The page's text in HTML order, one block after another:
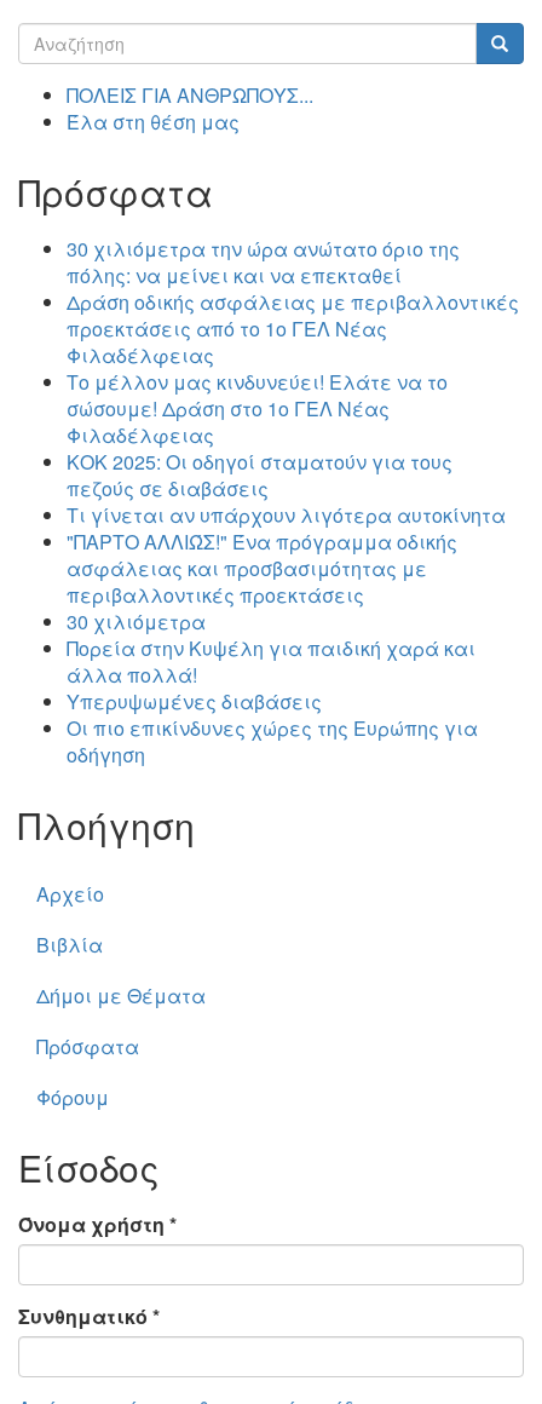
Φόρμα
αναζήτησης
ΠΟΛΕΙΣ ΓΙΑ ΑΝΘΡΩΠΟΥΣ...
Έλα στη θέση μας
Πρόσφατα
30 χιλιόμετρα την ώρα ανώτατο όριο της
πόλης: να μείνει και να επεκταθεί
Δράση οδικής ασφάλειας με περιβαλλοντικές
προεκτάσεις από το 1ο ΓΕΛ Νέας
Φιλαδέλφειας
Το μέλλον μας κινδυνεύει! Ελάτε να το
σώσουμε! Δράση στο 1ο ΓΕΛ Νέας
Φιλαδέλφειας
ΚΟΚ 2025: Οι οδηγοί σταματούν για τους
πεζούς σε διαβάσεις
Τι γίνεται αν υπάρχουν λιγότερα αυτοκίνητα
"ΠΑΡΤΟ ΑΛΛΙΏΣ!" Ένα πρόγραμμα οδικής
ασφάλειας και προσβασιμότητας με
περιβαλλοντικές προεκτάσεις
30 χιλιόμετρα
Πορεία στην Κυψέλη για παιδική χαρά και
άλλα πολλά!
Υπερυψωμένες διαβάσεις
Οι πιο επικίνδυνες χώρες της Ευρώπης για
οδήγηση
Πλοήγηση
Αρχείο
Βιβλία
Δήμοι με Θέματα
Πρόσφατα
Φόρουμ
Είσοδος
Όνομα χρήστη *
Συνθηματικό *